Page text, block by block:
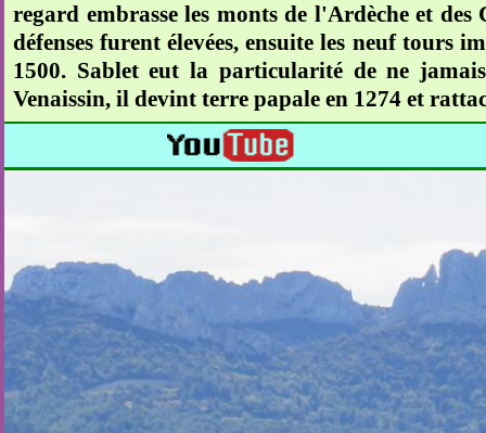
regard embrasse les monts de l'Ardèche et des
défenses furent élevées, ensuite les neuf tours
1500. Sablet eut la particularité de ne
Venaissin, il devint terre papale en 1274 et